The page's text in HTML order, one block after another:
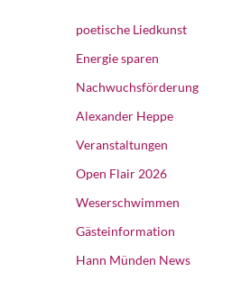
poetische Liedkunst
Energie sparen
Nachwuchsförderung
Alexander Heppe
Veranstaltungen
Open Flair 2026
Weserschwimmen
Gästeinformation
Hann Münden News